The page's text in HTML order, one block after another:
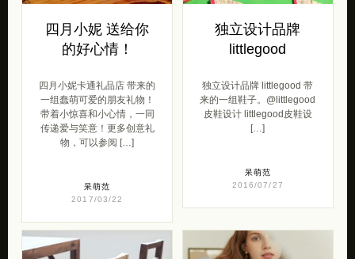
四月小妮 送给你
的好心情！
四月小妮卡通礼品店 带来的
一组蠢萌可爱的朋友礼物！
带着小惊喜和小心情，一同
传递爱与笑意！更多创意礼
物，可以参阅 […]
呆萌范
2017/03/22
独立设计品牌
littlegood
独立设计品牌 littlegood 带
来的一组鞋子。@littlegood
皮鞋设计 littlegood皮鞋设
[…]
呆萌范
2016/07/27